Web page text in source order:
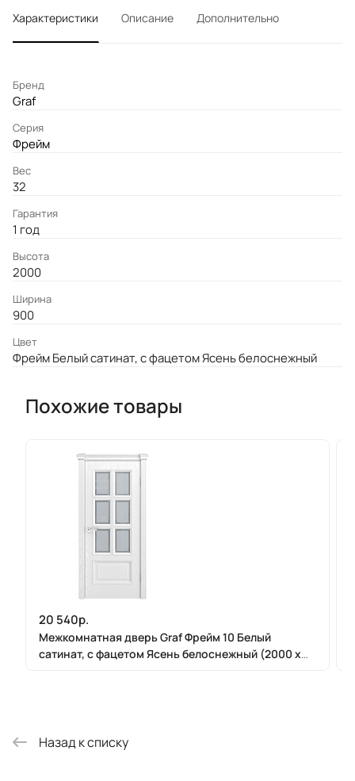
Характеристики Описание Дополнительно
Бренд
Graf
Серия
Фрейм
Вес
32
Гарантия
1 год
Высота
2000
Ширина
900
Цвет
Фрейм Белый сатинат, с фацетом Ясень белоснежный
Похожие товары
20 540р.
Межкомнатная дверь Graf Фрейм 10 Белый
сатинат, с фацетом Ясень белоснежный (2000 х
Назад к списку